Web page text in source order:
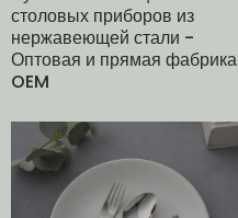
столовых приборов из
нержавеющей стали -
Оптовая и прямая фабрика
OEM